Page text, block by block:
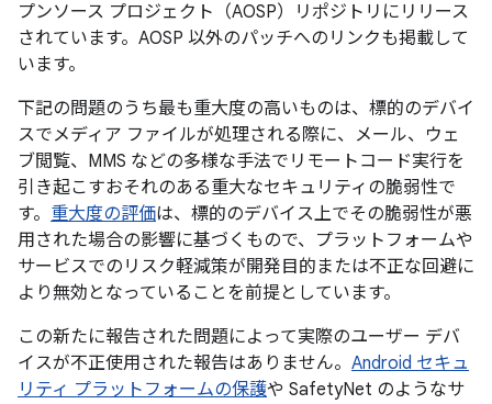
プンソース プロジェクト（AOSP）リポジトリにリリース
されています。AOSP 以外のパッチへのリンクも掲載して
います。
下記の問題のうち最も重大度の高いものは、標的のデバイ
スでメディア ファイルが処理される際に、メール、ウェ
ブ閲覧、MMS などの多様な手法でリモートコード実行を
引き起こすおそれのある重大なセキュリティの脆弱性で
す。 重大度の評価は、標的のデバイス上でその脆弱性が悪
用された場合の影響に基づくもので、プラットフォームや
サービスでのリスク軽減策が開発目的または不正な回避に
より無効となっていることを前提としています。
この新たに報告された問題によって実際のユーザー デバ
イスが不正使用された報告はありません。 Android セキュ
リティ プラットフォームの保護や SafetyNet のようなサ